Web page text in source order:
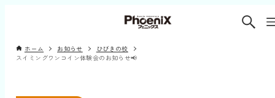
ホーム お知らせ
ひびきの校
スイミングワンコイン体験会のお知らせ📢